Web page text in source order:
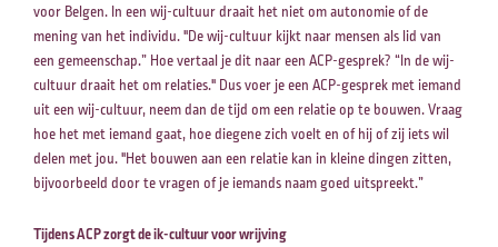
voor Belgen. In een wij-cultuur draait het niet om autonomie of de
mening van het individu. "De wij-cultuur kijkt naar mensen als lid van
een gemeenschap.” Hoe vertaal je dit naar een ACP-gesprek? “In de wij-
cultuur draait het om relaties." Dus voer je een ACP-gesprek met iemand
uit een wij-cultuur, neem dan de tijd om een relatie op te bouwen. Vraag
hoe het met iemand gaat, hoe diegene zich voelt en of hij of zij iets wil
delen met jou. "Het bouwen aan een relatie kan in kleine dingen zitten,
bijvoorbeeld door te vragen of je iemands naam goed uitspreekt.”
Tijdens ACP zorgt de ik-cultuur voor wrijving